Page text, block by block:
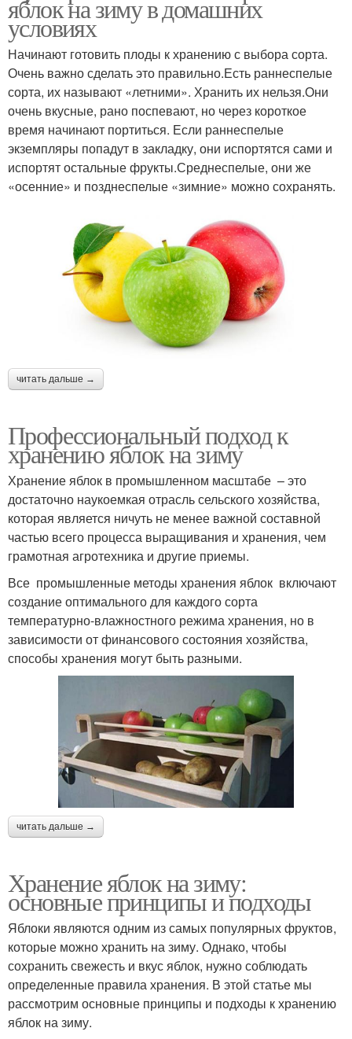
яблок на зиму в домашних
условиях
Начинают готовить плоды к хранению с выбора сорта.
Очень важно сделать это правильно.Есть раннеспелые
сорта, их называют «летними». Хранить их нельзя.Они
очень вкусные, рано поспевают, но через короткое
время начинают портиться. Если раннеспелые
экземпляры попадут в закладку, они испортятся сами и
испортят остальные фрукты.Среднеспелые, они же
«осенние» и позднеспелые «зимние» можно сохранять.
читать дальше →
Профессиональный подход к
хранению яблок на зиму
Хранение яблок в промышленном масштабе – это
достаточно наукоемкая отрасль сельского хозяйства,
которая является ничуть не менее важной составной
частью всего процесса выращивания и хранения, чем
грамотная агротехника и другие приемы.
Все промышленные методы хранения яблок включают
создание оптимального для каждого сорта
температурно-влажностного режима хранения, но в
зависимости от финансового состояния хозяйства,
способы хранения могут быть разными.
читать дальше →
Хранение яблок на зиму:
основные принципы и подходы
Яблоки являются одним из самых популярных фруктов,
которые можно хранить на зиму. Однако, чтобы
сохранить свежесть и вкус яблок, нужно соблюдать
определенные правила хранения. В этой статье мы
рассмотрим основные принципы и подходы к хранению
яблок на зиму.